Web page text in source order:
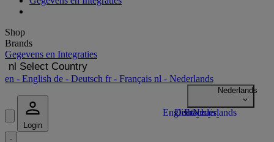
Shop
Brands
Gegevens en Integraties
nl Select Country
en - English de - Deutsch fr- Français nl - Nederlands
Login